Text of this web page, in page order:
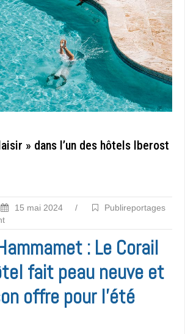
» dans l’un des hôtels Iberost
15 mai 2024 /
Publireportages
: Le Corail
fait peau neuve et
offre pour l’été